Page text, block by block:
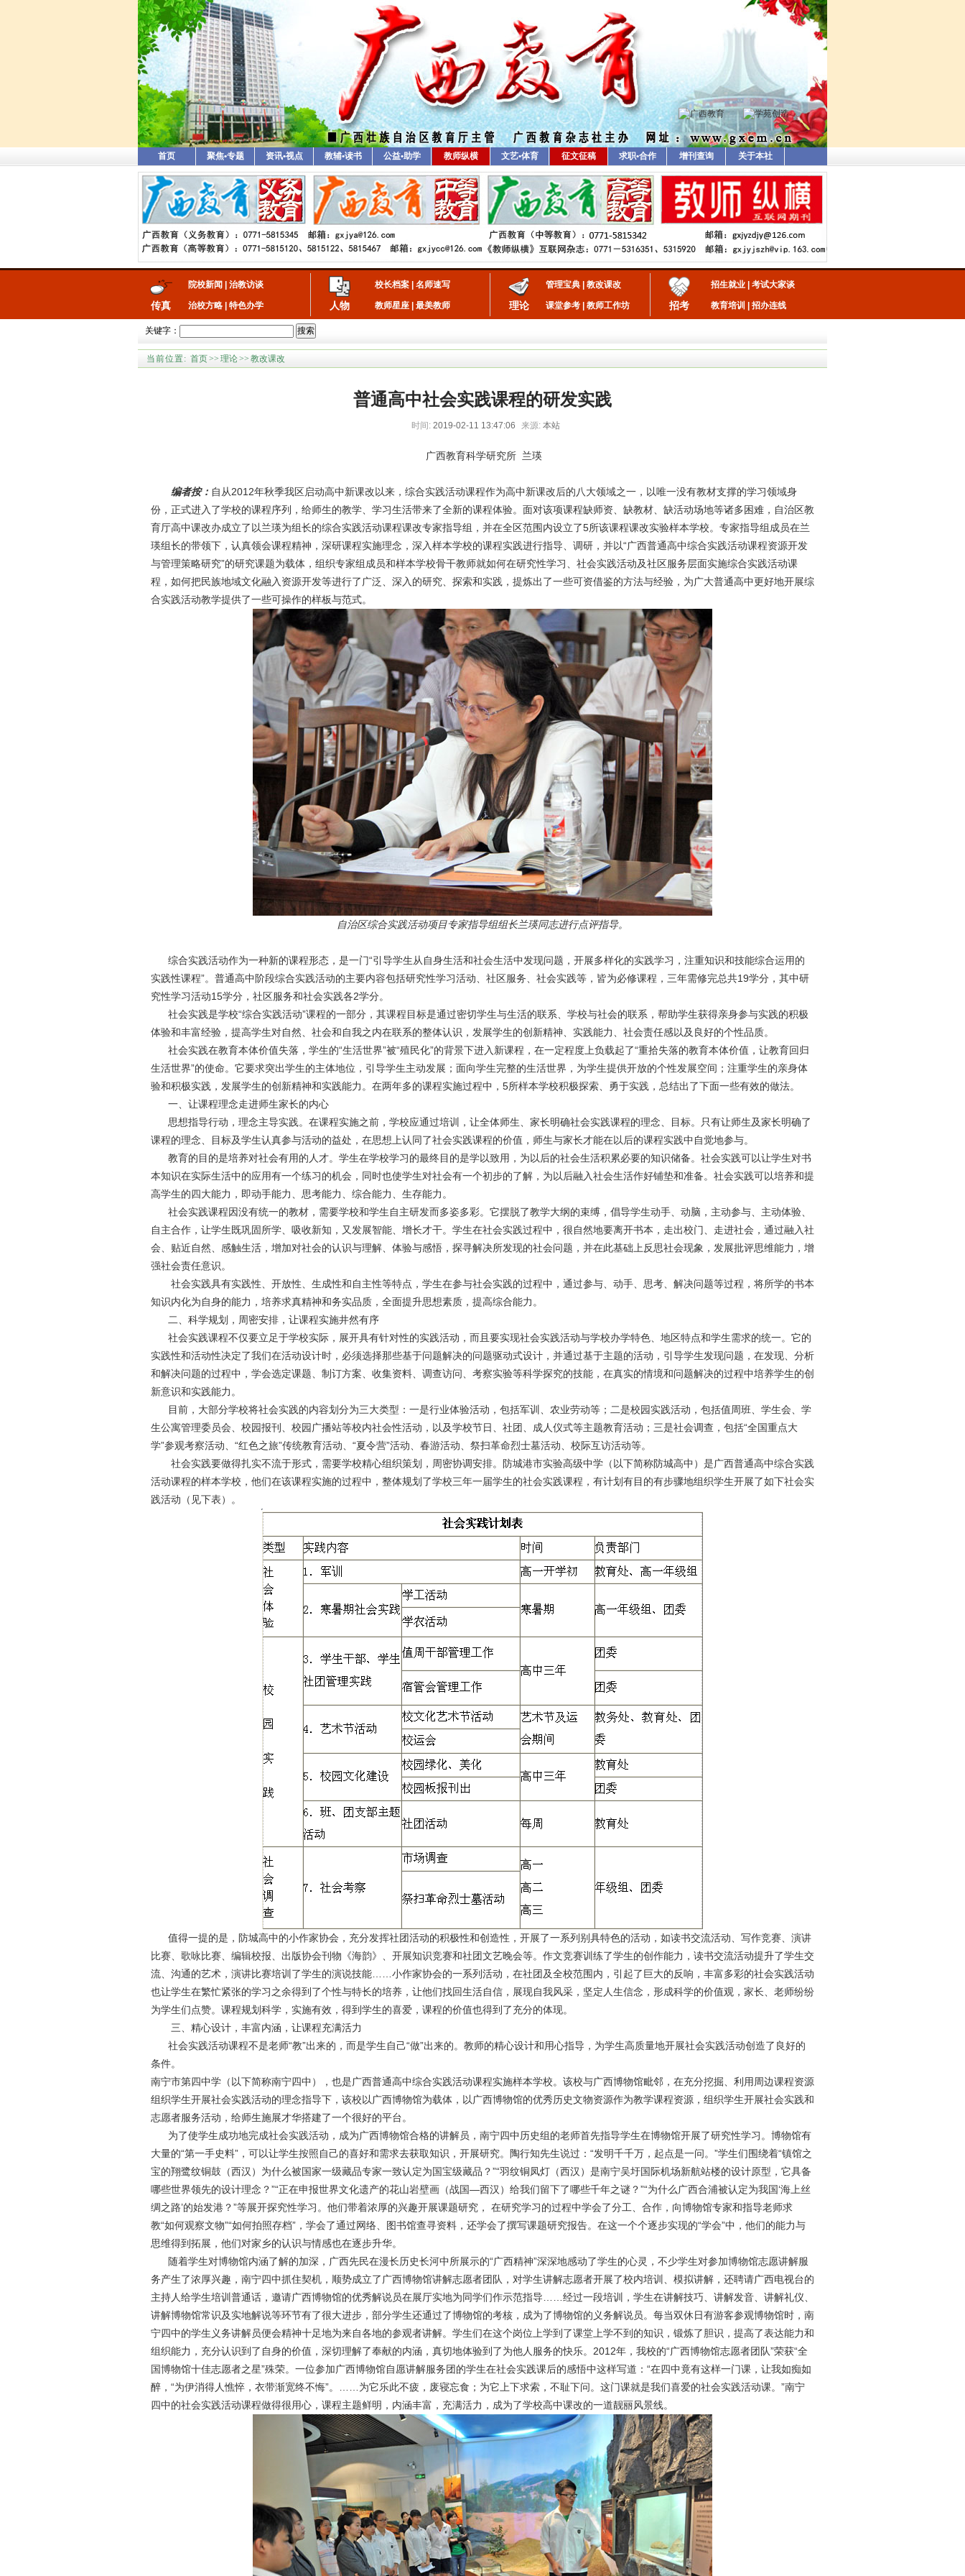
首页 聚焦•专题 资讯•视点 教辅•读书 公益•助学 教师纵横 文艺•体育 征文征稿 求职•合作 增刊查询 关于本社
传真
院校新闻 治教访谈
治校方略 特色办学 人物
校长档案 名师速写
教师星座 最美教师 理论
管理宝典 教改课改
课堂参考 教师工作坊 招考
招生就业 考试大家谈
教育培训 招办连线
关键字： 搜索
当前位置: 首页>> 理论>> 教改课改
普通高中社会实践课程的研发实践
时间: 2019-02-11 13:47:06 来源: 本站
广西教育科学研究所 兰瑛
编者按： 自从2012年秋季我区启动高中新课改以来，综合实践活动课程作为高中新课改后的八大领域之一，以唯一没有教材支撑的学习领域身
份，正式进入了学校的课程序列，给师生的教学、学习生活带来了全新的课程体验。面对该项课程缺师资、缺教材、缺活动场地等诸多困难，自治区教
育厅高中课改办成立了以兰瑛为组长的综合实践活动课程课改专家指导组，并在全区范围内设立了5所该课程课改实验样本学校。专家指导组成员在兰
瑛组长的带领下，认真领会课程精神，深研课程实施理念，深入样本学校的课程实践进行指导、调研，并以“广西普通高中综合实践活动课程资源开发
与管理策略研究”的研究课题为载体，组织专家组成员和样本学校骨干教师就如何在研究性学习、社会实践活动及社区服务层面实施综合实践活动课
程，如何把民族地域文化融入资源开发等进行了广泛、深入的研究、探索和实践，提炼出了一些可资借鉴的方法与经验，为广大普通高中更好地开展综
合实践活动教学提供了一些可操作的样板与范式。
自治区综合实践活动项目专家指导组组长兰瑛同志进行点评指导。
综合实践活动作为一种新的课程形态，是一门“引导学生从自身生活和社会生活中发现问题，开展多样化的实践学习，注重知识和技能综合运用的
实践性课程”。普通高中阶段综合实践活动的主要内容包括研究性学习活动、社区服务、社会实践等，皆为必修课程，三年需修完总共19学分，其中研
究性学习活动15学分，社区服务和社会实践各2学分。
社会实践是学校“综合实践活动”课程的一部分，其课程目标是通过密切学生与生活的联系、学校与社会的联系，帮助学生获得亲身参与实践的积极
体验和丰富经验，提高学生对自然、社会和自我之内在联系的整体认识，发展学生的创新精神、实践能力、社会责任感以及良好的个性品质。
社会实践在教育本体价值失落，学生的“生活世界”被“殖民化”的背景下进入新课程，在一定程度上负载起了“重拾失落的教育本体价值，让教育回归
生活世界”的使命。它要求突出学生的主体地位，引导学生主动发展；面向学生完整的生活世界，为学生提供开放的个性发展空间；注重学生的亲身体
验和积极实践，发展学生的创新精神和实践能力。在两年多的课程实施过程中，5所样本学校积极探索、勇于实践，总结出了下面一些有效的做法。
一、让课程理念走进师生家长的内心
思想指导行动，理念主导实践。在课程实施之前，学校应通过培训，让全体师生、家长明确社会实践课程的理念、目标。只有让师生及家长明确了
课程的理念、目标及学生认真参与活动的益处，在思想上认同了社会实践课程的价值，师生与家长才能在以后的课程实践中自觉地参与。
教育的目的是培养对社会有用的人才。学生在学校学习的最终目的是学以致用，为以后的社会生活积累必要的知识储备。社会实践可以让学生对书
本知识在实际生活中的应用有一个练习的机会，同时也使学生对社会有一个初步的了解，为以后融入社会生活作好铺垫和准备。社会实践可以培养和提
高学生的四大能力，即动手能力、思考能力、综合能力、生存能力。
社会实践课程因没有统一的教材，需要学校和学生自主研发而多姿多彩。它摆脱了教学大纲的束缚，倡导学生动手、动脑，主动参与、主动体验、
自主合作，让学生既巩固所学、吸收新知，又发展智能、增长才干。学生在社会实践过程中，很自然地要离开书本，走出校门、走进社会，通过融入社
会、贴近自然、感触生活，增加对社会的认识与理解、体验与感悟，探寻解决所发现的社会问题，并在此基础上反思社会现象，发展批评思维能力，增
强社会责任意识。
社会实践具有实践性、开放性、生成性和自主性等特点，学生在参与社会实践的过程中，通过参与、动手、思考、解决问题等过程，将所学的书本
知识内化为自身的能力，培养求真精神和务实品质，全面提升思想素质，提高综合能力。
二、科学规划，周密安排，让课程实施井然有序
社会实践课程不仅要立足于学校实际，展开具有针对性的实践活动，而且要实现社会实践活动与学校办学特色、地区特点和学生需求的统一。它的
实践性和活动性决定了我们在活动设计时，必须选择那些基于问题解决的问题驱动式设计，并通过基于主题的活动，引导学生发现问题，在发现、分析
和解决问题的过程中，学会选定课题、制订方案、收集资料、调查访问、考察实验等科学探究的技能，在真实的情境和问题解决的过程中培养学生的创
新意识和实践能力。
目前，大部分学校将社会实践的内容划分为三大类型：一是行业体验活动，包括军训、农业劳动等；二是校园实践活动，包括值周班、学生会、学
生公寓管理委员会、校园报刊、校园广播站等校内社会性活动，以及学校节日、社团、成人仪式等主题教育活动；三是社会调查，包括“全国重点大
学”参观考察活动、“红色之旅”传统教育活动、“夏令营”活动、春游活动、祭扫革命烈士墓活动、校际互访活动等。
社会实践要做得扎实不流于形式，需要学校精心组织策划，周密协调安排。防城港市实验高级中学（以下简称防城高中）是广西普通高中综合实践
活动课程的样本学校，他们在该课程实施的过程中，整体规划了学校三年一届学生的社会实践课程，有计划有目的有步骤地组织学生开展了如下社会实
践活动（见下表）。
值得一提的是，防城高中的小作家协会，充分发挥社团活动的积极性和创造性，开展了一系列别具特色的活动，如读书交流活动、写作竞赛、演讲
比赛、歌咏比赛、编辑校报、出版协会刊物《海韵》、开展知识竞赛和社团文艺晚会等。作文竞赛训练了学生的创作能力，读书交流活动提升了学生交
流、沟通的艺术，演讲比赛培训了学生的演说技能……小作家协会的一系列活动，在社团及全校范围内，引起了巨大的反响，丰富多彩的社会实践活动
也让学生在繁忙紧张的学习之余得到了个性与特长的培养，让他们找回生活自信，展现自我风采，坚定人生信念，形成科学的价值观，家长、老师纷纷
为学生们点赞。课程规划科学，实施有效，得到学生的喜爱，课程的价值也得到了充分的体现。
三、精心设计，丰富内涵，让课程充满活力
社会实践活动课程不是老师“教”出来的，而是学生自己“做”出来的。教师的精心设计和用心指导，为学生高质量地开展社会实践活动创造了良好的
条件。
南宁市第四中学（以下简称南宁四中），也是广西普通高中综合实践活动课程实施样本学校。该校与广西博物馆毗邻，在充分挖掘、利用周边课程资源
组织学生开展社会实践活动的理念指导下，该校以广西博物馆为载体，以广西博物馆的优秀历史文物资源作为教学课程资源，组织学生开展社会实践和
志愿者服务活动，给师生施展才华搭建了一个很好的平台。
为了使学生成功地完成社会实践活动，成为广西博物馆合格的讲解员，南宁四中历史组的老师首先指导学生在博物馆开展了研究性学习。博物馆有
大量的“第一手史料”，可以让学生按照自己的喜好和需求去获取知识，开展研究。陶行知先生说过：“发明千千万，起点是一问。”学生们围绕着“镇馆之
宝的翔鹭纹铜鼓（西汉）为什么被国家一级藏品专家一致认定为国宝级藏品？”“羽纹铜凤灯（西汉）是南宁吴圩国际机场新航站楼的设计原型，它具备
哪些世界领先的设计理念？”“正在申报世界文化遗产的花山岩壁画（战国—西汉）给我们留下了哪些千年之谜？”“为什么广西合浦被认定为我国‘海上丝
绸之路’的始发港？”等展开探究性学习。他们带着浓厚的兴趣开展课题研究，
在研究学习的过程中学会了分工、合作，向博物馆专家和指导老师求
教“如何观察文物”“如何拍照存档”，学会了通过网络、图书馆查寻资料，还学会了撰写课题研究报告。在这一个个逐步实现的“学会”中，他们的能力与
思维得到拓展，他们对家乡的认识与情感也在逐步升华。
随着学生对博物馆内涵了解的加深，广西先民在漫长历史长河中所展示的“广西精神”深深地感动了学生的心灵，不少学生对参加博物馆志愿讲解服
务产生了浓厚兴趣，南宁四中抓住契机，顺势成立了广西博物馆讲解志愿者团队，对学生讲解志愿者开展了校内培训、模拟讲解，还聘请广西电视台的
主持人给学生培训普通话，邀请广西博物馆的优秀解说员在展厅实地为同学们作示范指导……经过一段培训，学生在讲解技巧、讲解发音、讲解礼仪、
讲解博物馆常识及实地解说等环节有了很大进步，部分学生还通过了博物馆的考核，成为了博物馆的义务解说员。每当双休日有游客参观博物馆时，南
宁四中的学生义务讲解员便会精神十足地为来自各地的参观者讲解。学生们在这个岗位上学到了课堂上学不到的知识，锻炼了胆识，提高了表达能力和
组织能力，充分认识到了自身的价值，深切理解了奉献的内涵，真切地体验到了为他人服务的快乐。2012年，我校的“广西博物馆志愿者团队”荣获“全
国博物馆十佳志愿者之星”殊荣。一位参加广西博物馆自愿讲解服务团的学生在社会实践课后的感悟中这样写道：“在四中竟有这样一门课，让我如痴如
醉，“为伊消得人憔悴，衣带渐宽终不悔”。……为它乐此不疲，废寝忘食；为它上下求索，不耻下问。这门课就是我们喜爱的社会实践活动课。”南宁
四中的社会实践活动课程做得很用心，课程主题鲜明，内涵丰富，充满活力，成为了学校高中课改的一道靓丽风景线。